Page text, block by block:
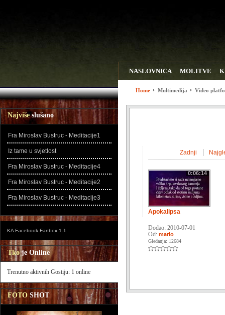
Najvišeslušano
Fra Miroslav Bustruc - Meditacije1
Iz tame u svjetlost
Fra Miroslav Bustruc - Meditacije4
Fra Miroslav Bustruc - Meditacije2
Fra Miroslav Bustruc - Meditacije3
KA Facebook Fanbox 1.1
Tkoje Online
Trenutno aktivnih Gostiju: 1 online
FOTO SHOT
NASLOVNICA MOLITVE
WEB LINKOVI ZADNJE
Home Multimedija Video
Zadnji
0:06:14
Apokalipsa
Dodao: 2010-07-01
Od: mario
Gledanja: 12684